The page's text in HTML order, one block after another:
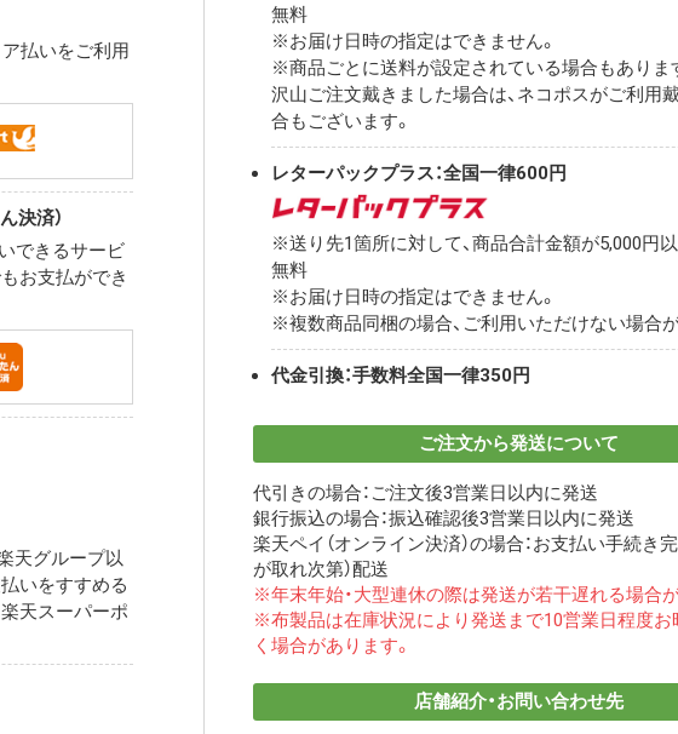
払いをご利用
決済）
できるサービ
お支払ができ
天グループ以
払いをすすめる
天スーパーポ
無料
※お届け日時の指定はできません。
※商品ごとに送料が設定されている場合もありま
沢山ご注文戴きました場合は、ネコポスがご利用
合もございます。
レターパックプラス：全国一律600円
※送り先1箇所に対して、商品合計金額が5,000円
無料
※お届け日時の指定はできません。
※複数商品同梱の場合、ご利用いただけない場合が
代金引換：手数料全国一律350円
ご注文から発送について
代引きの場合：ご注文後3営業日以内に発送
銀行振込の場合：振込確認後3営業日以内に発送
楽天ペイ（オンライン決済）の場合：お支払い手続き
が取れ次第）配送
※年末年始・大型連休の際は発送が若干遅れる場合が
※布製品は在庫状況により発送まで10営業日程度お
く場合があります。
店舗紹介・お問い合わせ先